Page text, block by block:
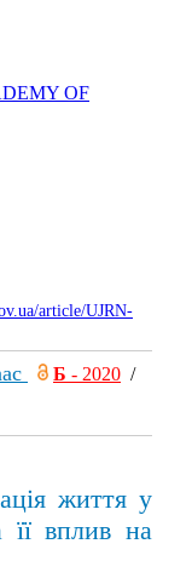
OF
article/UJRN-
Б - 2020 /
життя у
її вплив на